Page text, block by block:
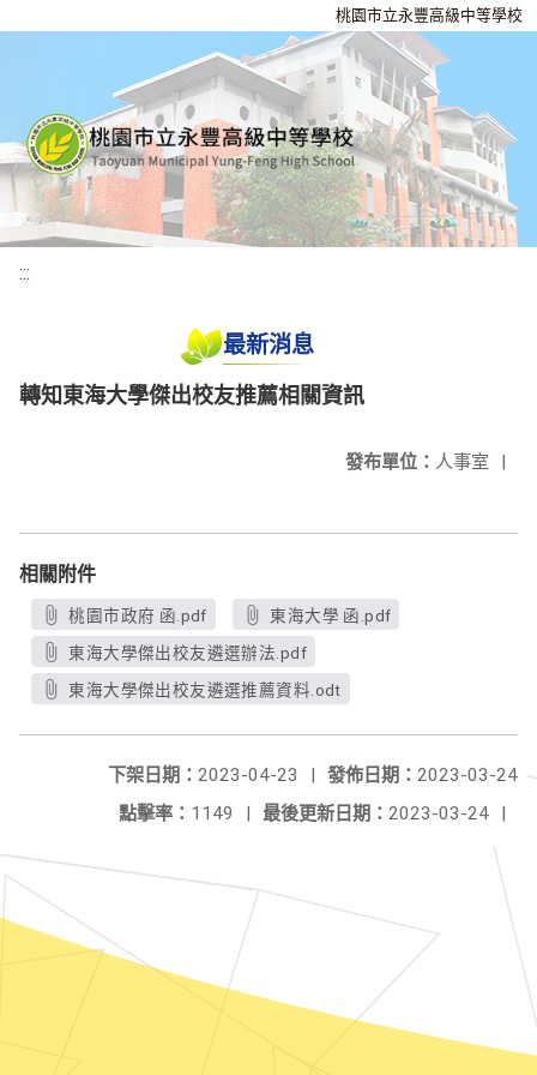
桃園市立永豐高級中等學校
:::
最新消息
轉知東海大學傑出校友推薦相關資訊
發布單位： 人事室 |
相關附件
桃園市政府 函.pdf
東海大學 函.pdf
東海大學傑出校友遴選辦法.pdf
東海大學傑出校友遴選推薦資料.odt
發佈日期： 2023-03-24
下架日期： 2023-04-23
|
最後更新日期： 2023-03-24 |
點擊率： 1149 |